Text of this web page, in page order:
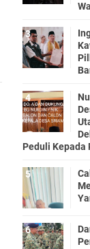
Peduli Kepada